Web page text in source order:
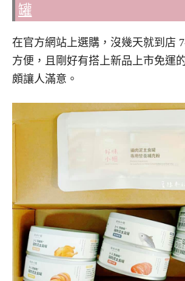
罐
在官方網站上選購，沒幾天就到店
方便，且剛好有搭上新品上市免運
頗讓人滿意。